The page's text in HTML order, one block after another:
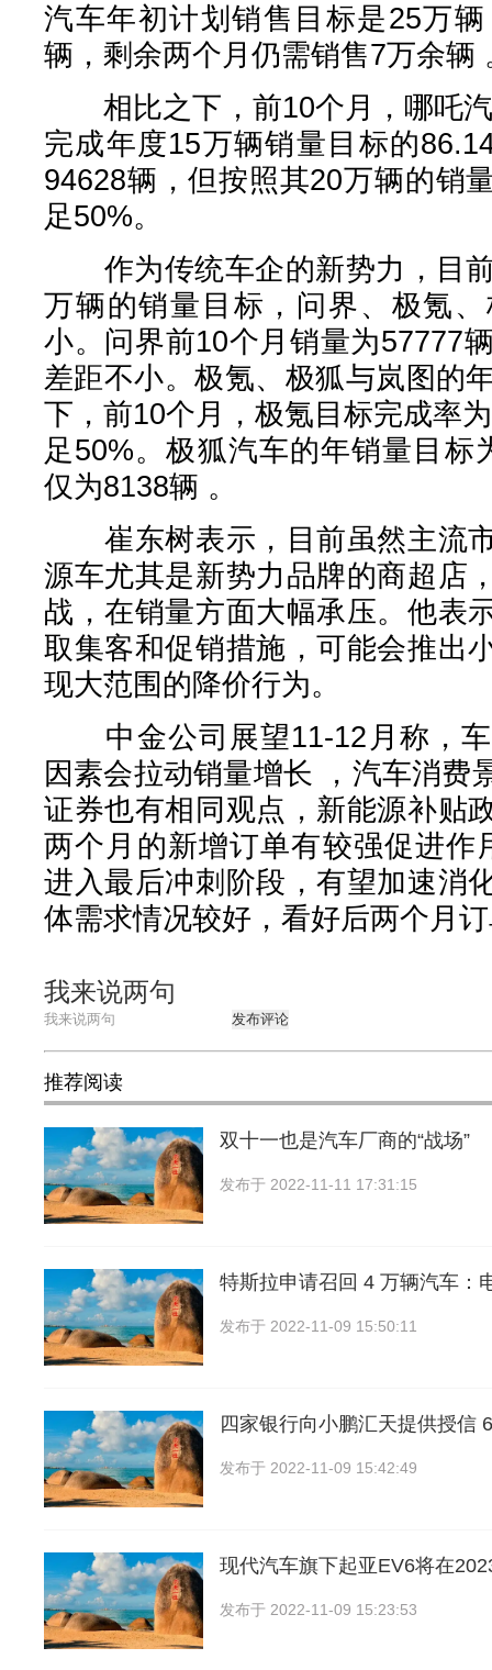
汽车年初计划销售目标是25万
辆，剩余两个月仍需销售7万余辆
相比之下，前10个月，哪吒汽
完成年度15万辆销量目标的
94628辆，但按照其20万辆的销
足50%。
作为传统车企的新势力，目前
万辆的销量目标，问界、极氪
小。问界前10个月销量为57777
差距不小。极氪、极狐与岚图的
下，前10个月，极氪目标完成率
足50%。极狐汽车的年销量目标
仅为8138辆 。
崔东树表示，目前虽然主流
源车尤其是新势力品牌的商超店
战，在销量方面大幅承压。他表
取集客和促销措施，可能会推出
现大范围的降价行为。
中金公司展望11-12月称，车
因素会拉动销量增长 ，汽车消费
证券也有相同观点，新能源补贴
两个月的新增订单有较强促进作
进入最后冲刺阶段，有望加速消
体需求情况较好，看好后两个月
我来说两句
发布评论
推荐阅读
双十一也是汽车厂商的“战场”
发布于 2022-11-11 17:31:15
特斯拉申请召回 4 万辆汽车：
发布于 2022-11-09 15:50:11
四家银行向小鹏汇天提供授信
发布于 2022-11-09 15:42:49
现代汽车旗下起亚EV6将在
发布于 2022-11-09 15:23:53